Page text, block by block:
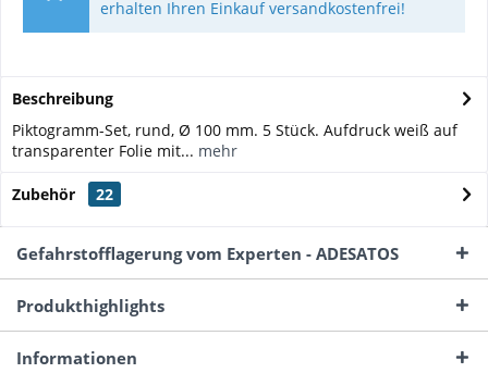
erhalten Ihren Einkauf versandkostenfrei!
Beschreibung
Piktogramm-Set, rund, Ø 100 mm. 5 Stück. Aufdruck weiß auf
transparenter Folie mit... mehr
Zubehör 22
Gefahrstofflagerung vom Experten - ADESATOS
Produkthighlights
Informationen